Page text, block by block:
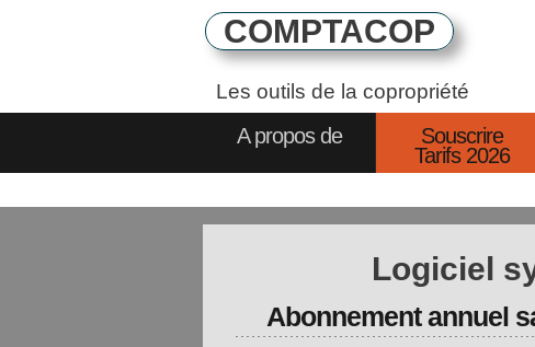
COMPTACOP
Les outils de la copropriété
A propos de
Souscrire
Tarifs 2026
Logiciel
Abonnement annuel